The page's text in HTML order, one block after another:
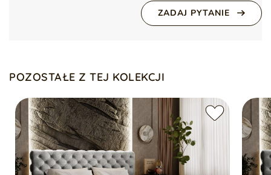
Łóżko sprzedawane bez materaca i dekoracji
ZADAJ PYTANIE
POZOSTAŁE Z TEJ KOLEKCJI